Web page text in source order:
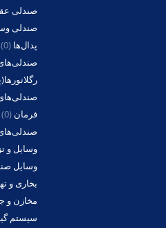
صندلی
صندلی
پدال‌ها (0)
فرمان (0)
وسایل و
وسایل
بخاری و
مخازن و
سیستم